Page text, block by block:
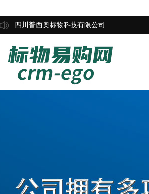
四川普西奥标物科技有限公司